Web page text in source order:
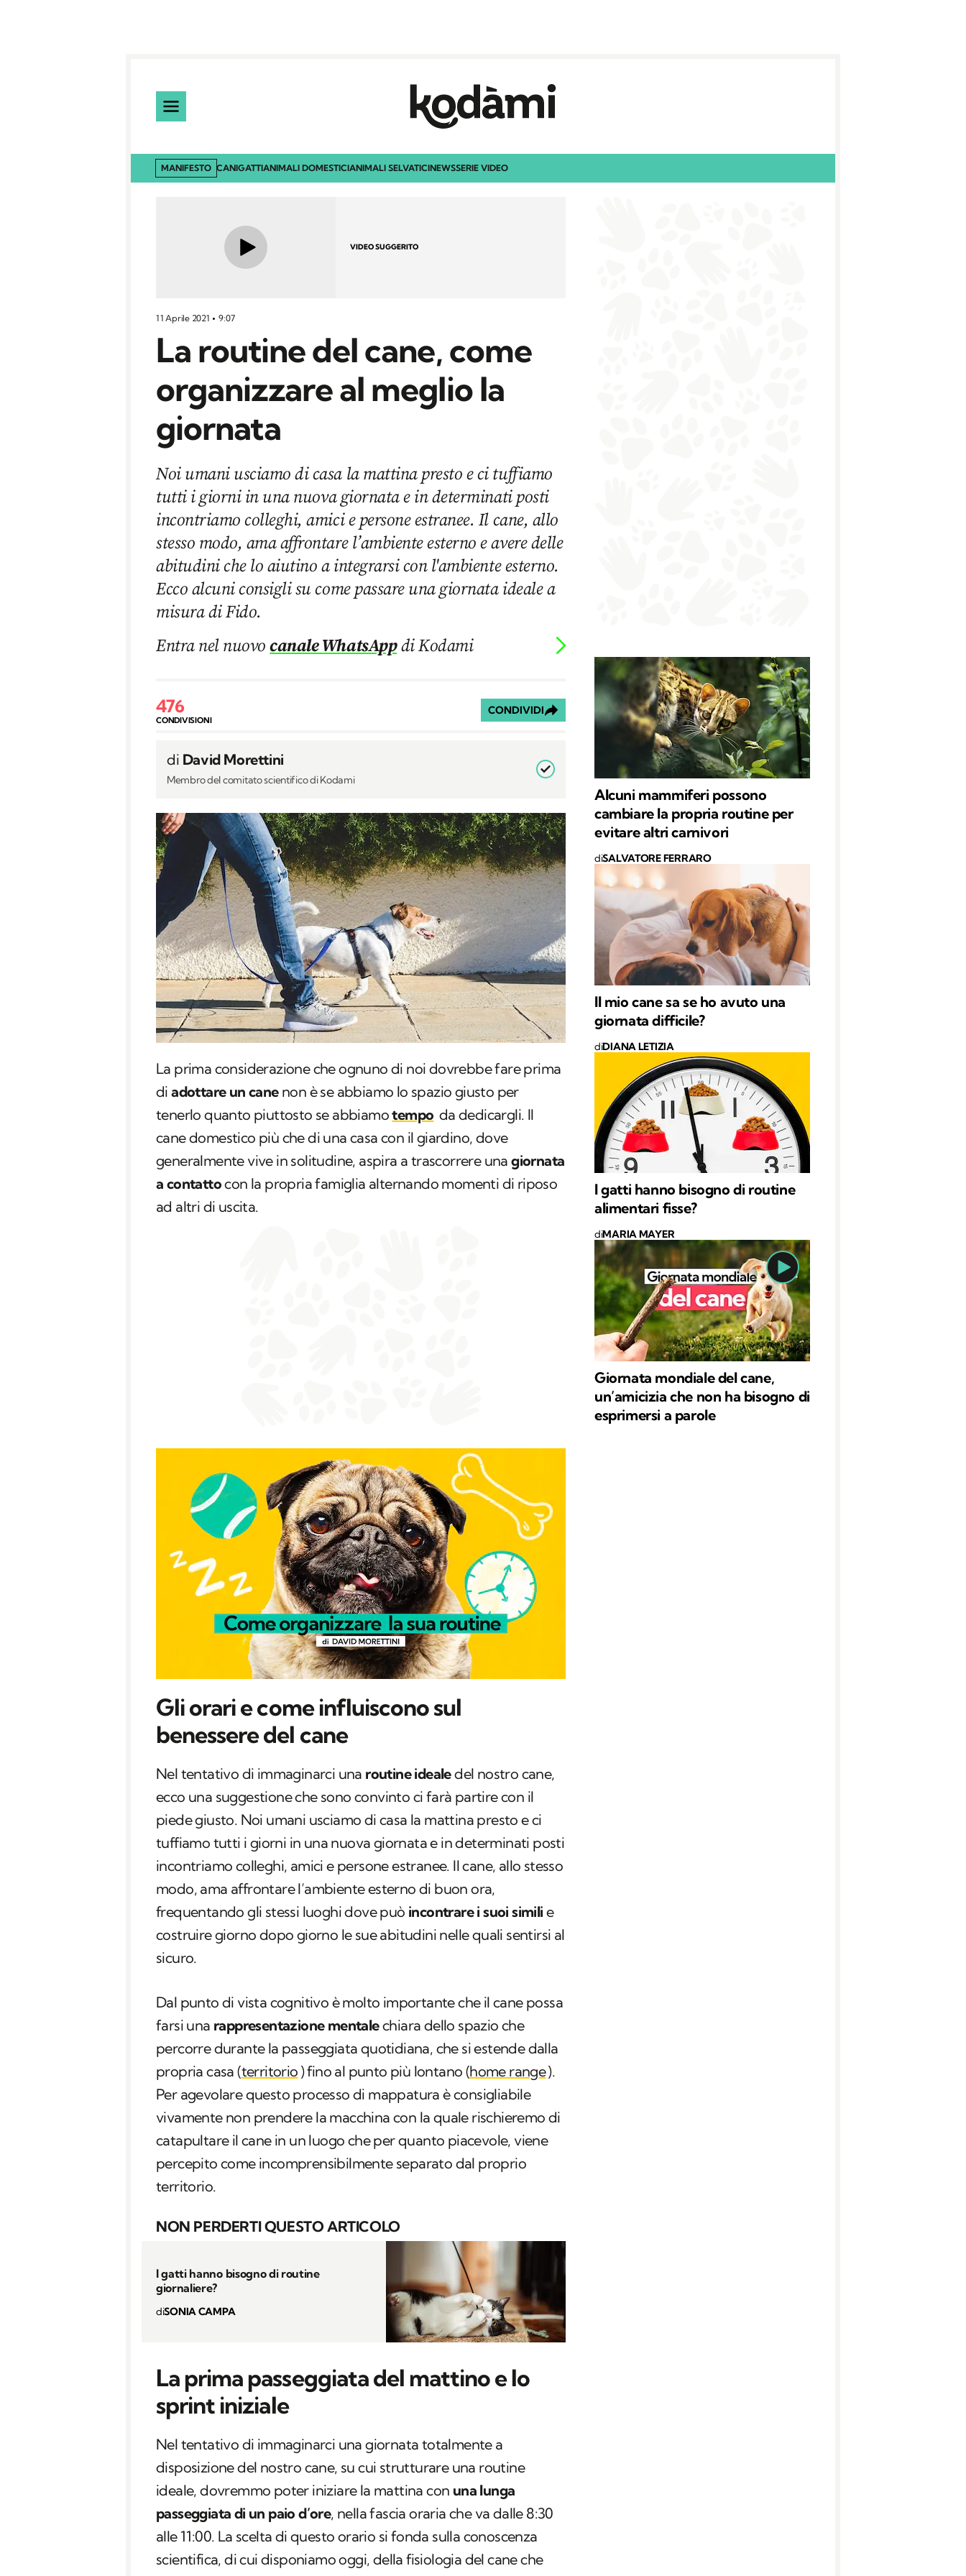
MANIFESTO CANIGATTIANIMALI DOMESTICIANIMALI SELVATICINEWSSERIE VIDEO
VIDEO SUGGERITO
11 Aprile 2021 9:07
La routine del cane, come
organizzare al meglio la
giornata
Noi umani usciamo di casa la mattina presto e ci tuffiamo
tutti i giorni in una nuova giornata e in determinati posti
incontriamo colleghi, amici e persone estranee. Il cane, allo
stesso modo, ama affrontare l’ambiente esterno e avere delle
abitudini che lo aiutino a integrarsi con l'ambiente esterno.
Ecco alcuni consigli su come passare una giornata ideale a
misura di Fido.
Entra nel nuovocanale WhatsAppdi Kodami
476
CONDIVISIONI
CONDIVIDI
di David Morettini
Membro del comitato scientifico di Kodami
La prima considerazione che ognuno di noi dovrebbe fare prima
diadottare un canenon è se abbiamo lo spazio giusto per
tenerlo quanto piuttosto se abbiamotempo da dedicargli. Il
cane domestico più che di una casa con il giardino, dove
generalmente vive in solitudine, aspira a trascorrere unagiornata
a contattocon la propria famiglia alternando momenti di riposo
ad altri di uscita.
Gli orari e come influiscono sul
benessere del cane
Nel tentativo di immaginarci una routine idealedel nostro cane,
ecco una suggestione che sono convinto ci farà partire con il
piede giusto. Noi umani usciamo di casa la mattina presto e ci
tuffiamo tutti i giorni in una nuova giornata e in determinati posti
incontriamo colleghi, amici e persone estranee. Il cane, allo stesso
modo, ama affrontare l’ambiente esterno di buon ora,
frequentando gli stessi luoghi dove può incontrare i suoi simili e
costruire giorno dopo giorno le sue abitudini nelle quali sentirsi al
sicuro.
Dal punto di vista cognitivo è molto importante che il cane possa
farsi una rappresentazione mentalechiara dello spazio che
percorre durante la passeggiata quotidiana, che si estende dalla
propria casa (territorio ) fino al punto più lontano (home range).
Per agevolare questo processo di mappatura è consigliabile
vivamente non prendere la macchina con la quale rischieremo di
catapultare il cane in un luogo che per quanto piacevole, viene
percepito come incomprensibilmente separato dal proprio
territorio.
NON PERDERTI QUESTO ARTICOLO
I gatti hanno bisogno di routine
giornaliere?
diSONIA CAMPA
La prima passeggiata del mattino e lo
sprint iniziale
Nel tentativo di immaginarci una giornata totalmente a
disposizione del nostro cane, su cui strutturare una routine
ideale, dovremmo poter iniziare la mattina con una lunga
passeggiata di un paio d’ore, nella fascia oraria che va dalle 8:30
alle 11:00. La scelta di questo orario si fonda sulla conoscenza
scientifica, di cui disponiamo oggi, della fisiologia del cane che
Alcuni mammiferi possono
cambiare la propria routine per
evitare altri carnivori
diSALVATORE FERRARO
Il mio cane sa se ho avuto una
giornata difficile?
diDIANA LETIZIA
I gatti hanno bisogno di routine
alimentari fisse?
diMARIA MAYER
Giornata mondiale del cane,
un’amicizia che non ha bisogno di
esprimersi a parole